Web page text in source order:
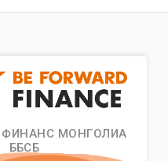
Лизингтэй
МОНГОЛИА
ББСБ